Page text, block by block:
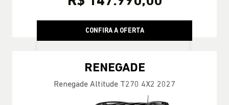
CONFIRA A OFERTA
RENEGADE
Renegade Altitude T270 4X2 2027